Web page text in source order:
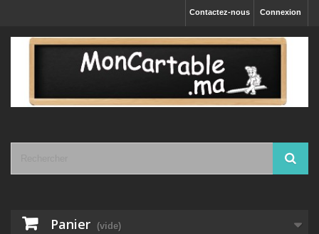
Connexion
Contactez-nous
Panier (vide)